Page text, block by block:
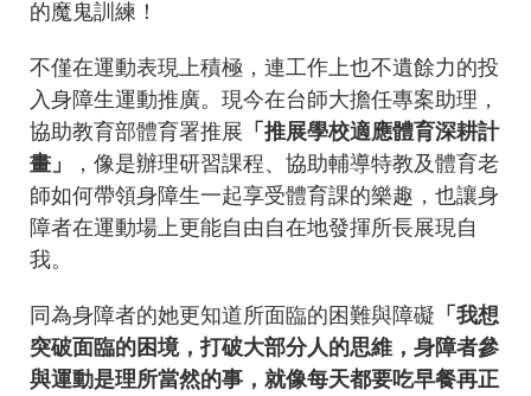
的魔鬼訓練！
不僅在運動表現上積極，連工作上也不遺餘力的投
入身障生運動推廣。現今在台師大擔任專案助理，
協助教育部體育署推展 「推展學校適應體育深耕計
畫」
，像是辦理研習課程、協助輔導特教及體育老
師如何帶領身障生一起享受體育課的樂趣，也讓身
障者在運動場上更能自由自在地發揮所長展現自
我。
同為身障者的她更知道所面臨的困難與障礙 「我想
突破面臨的困境，打破大部分人的思維，身障者參
與運動是理所當然的事，就像每天都要吃早餐再正